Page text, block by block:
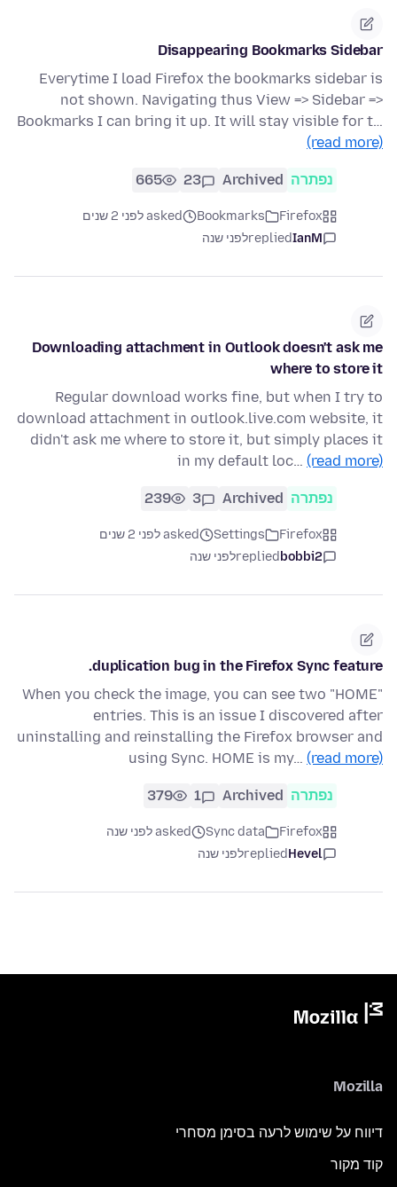
Disappearing Bookmarks Sidebar
Everytime I load Firefox the bookmarks sidebar is
not shown. Navigating thus View => Sidebar =>
Bookmarks I can bring it up. It will stay visible for t…
(read more)
נפתרה Archived
23
665
Firefox
Bookmarks
asked לפני 2 שנים
IanM
repliedלפני שנה
Downloading attachment in Outlook doesn't ask me
where to store it
Regular download works fine, but when I try to
download attachment in outlook.live.com website, it
didn't ask me where to store it, but simply places it
in my default loc… (read more)
נפתרה Archived
3
239
Firefox
Settings
asked לפני 2 שנים
bobbi2
repliedלפני שנה
duplication bug in the Firefox Sync feature.
When you check the image, you can see two "HOME"
entries. This is an issue I discovered after
uninstalling and reinstalling the Firefox browser and
using Sync. HOME is my… (read more)
נפתרה Archived
1
379
Firefox
Sync data
asked לפני שנה
Hevel
repliedלפני שנה
Mozilla
דיווח על שימוש לרעה בסימן מסחרי
קוד מקור